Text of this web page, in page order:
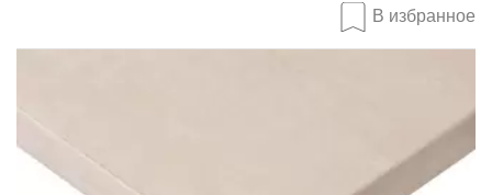
В избранное